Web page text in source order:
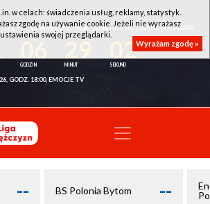
HOTEL WROCŁAW - KSK QEMETICA NOTEĆ INOWROCŁAW
02
GODZ. 18:00, EMOCJE TV
-- BS Polonia Bytom --
w celach: świadczenia usług, reklamy, statystyk.
zgodę na używanie cookie. Jeżeli nie wyrażasz
swojej przeglądarki.
Wyrażam zgodę »